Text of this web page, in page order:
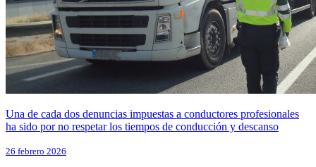
Una de cada dos denuncias impuestas a conductores profesionales
ha sido por no respetar los tiempos de conducción y descanso
26 febrero 2026